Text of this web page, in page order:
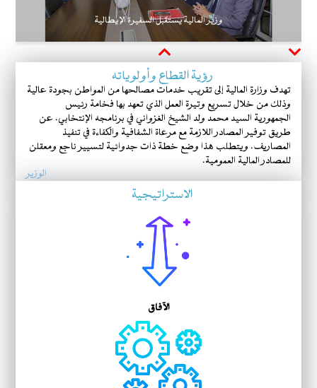
وزير المالية يستقبل السفيرة الإيطالية
رؤية القطاع وأولوياته
تهدف وزارة المالية إلى تقريب خدمات مصالحها من المواطن بجودة عالية
وذلك من خلال تسريع وتيرة العمل الذي تعهد بها فخامة رئيس
الجمهورية السيد محمد ولد الشيخ الغزواني في برنامجه الإنتخابي. عن
طريق توفير المصادر اللازمة مع مرعاة الشفافية والكفاءة في تنفيذ
المصاريف. ويتطلب هذا وضع خطة ذات جدوائية لتسيير ناجع ومعقلن
للمصادر المالية العمومية.
الوزير
الاستراتيجية
الآفاق